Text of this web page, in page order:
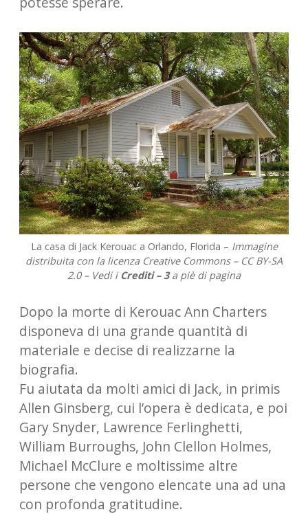
La casa di Jack Kerouac a Orlando, Florida – Immagine
distribuita con la licenza Creative Commons – CC BY-SA
2.0 – Vedi i Crediti – 3a piè di pagina
Dopo la morte di Kerouac Ann Charters
disponeva di una grande quantità di
materiale e decise di realizzarne la
biografia.
Fu aiutata da molti amici di Jack, in primis
Allen Ginsberg, cui l’opera è dedicata, e poi
Gary Snyder, Lawrence Ferlinghetti,
William Burroughs, John Clellon Holmes,
Michael McClure e moltissime altre
persone che vengono elencate una ad una
con profonda gratitudine.